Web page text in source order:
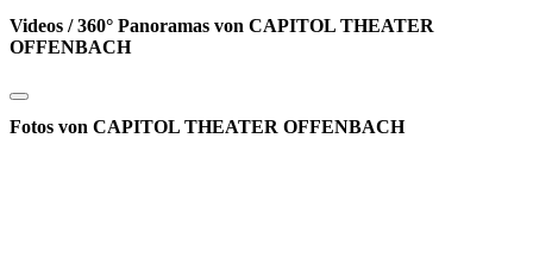
Videos / 360° Panoramas von CAPITOL THEATER
OFFENBACH
Fotos von CAPITOL THEATER OFFENBACH